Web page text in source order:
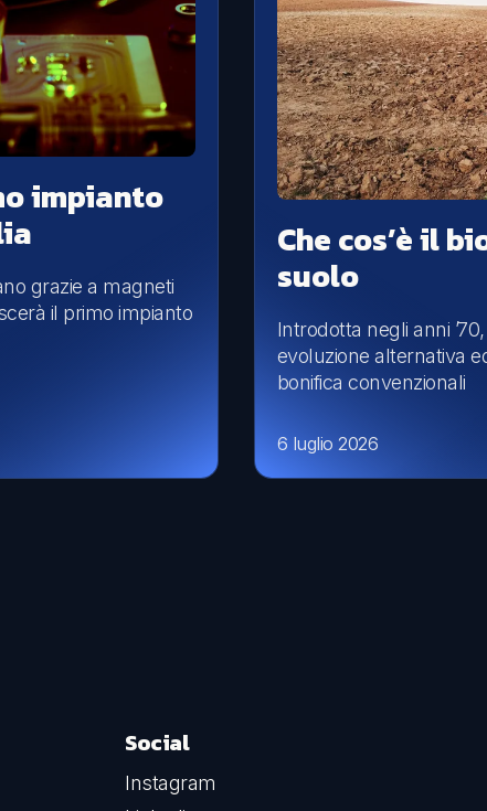
impianto
grazie a magneti
il primo impianto
Che cos’è il
suolo
Introdotta negli anni
evoluzione alternativa
bonifica convenzionali
6 luglio 2026
Social
Instagram